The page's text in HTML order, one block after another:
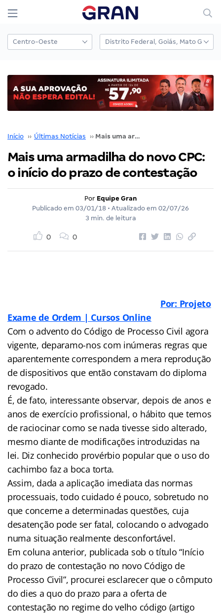
Início ›› Últimas Notícias ›› Mais uma armadilha do novo CPC: o início do prazo de contestação
Mais uma armadilha do novo CPC:
o início do prazo de contestação
Por Equipe Gran
Publicado em 03/01/18 • Atualizado em 02/07/26
3 min. de leitura
0 0
Por: Projeto
Exame de Ordem | Cursos Online
Com o advento do Código de Processo Civil agora
vigente, deparamo-nos com inúmeras regras que
aparentemente correspondem a mera reprodução
de dispositivos que então constavam do diploma
revogado.
É, de fato, interessante observar, depois de anos e
anos de exercício profissional, o hábito que temos
de raciocinar como se nada tivesse sido alterado,
mesmo diante de modificações introduzidas na
lei. Diz conhecido provérbio popular que o uso do
cachimbo faz a boca torta.
Assim, dada a aplicação imediata das normas
processuais, todo cuidado é pouco, sobretudo no
que concerne a determinadas questões, cuja
desatenção pode ser fatal, colocando o advogado
numa situação realmente desconfortável.
Em coluna anterior, publicada sob o título “Início
do prazo de contestação no novo Código de
Processo Civil”, procurei esclarecer que o cômputo
do dies a quo do prazo para a oferta de
contestação no regime do velho código (artigo